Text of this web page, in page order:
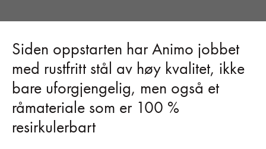
Siden oppstarten har Animo jobbet
med rustfritt stål av høy kvalitet, ikke
bare uforgjengelig, men også et
råmateriale som er 100 %
resirkulerbart